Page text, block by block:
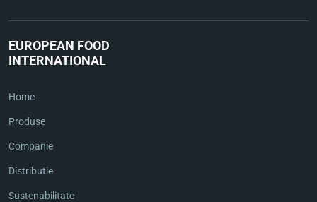
EUROPEAN FOOD
INTERNATIONAL
Home
Produse
Companie
Distributie
Sustenabilitate